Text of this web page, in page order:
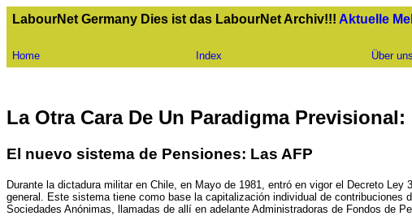
LabourNet Germany Dies ist das LabourNet Archiv!!! Aktuelle
Home Index Über uns
La Otra Cara De Un Paradigma
El nuevo sistema de Pensiones: Las AFP
Durante la dictadura militar en Chile, en Mayo de 1981, entró en vigor el Decreto
general. Este sistema tiene como base la capitalización individual de
Sociedades Anónimas, llamadas de allí en adelante Administradoras de Fondos de